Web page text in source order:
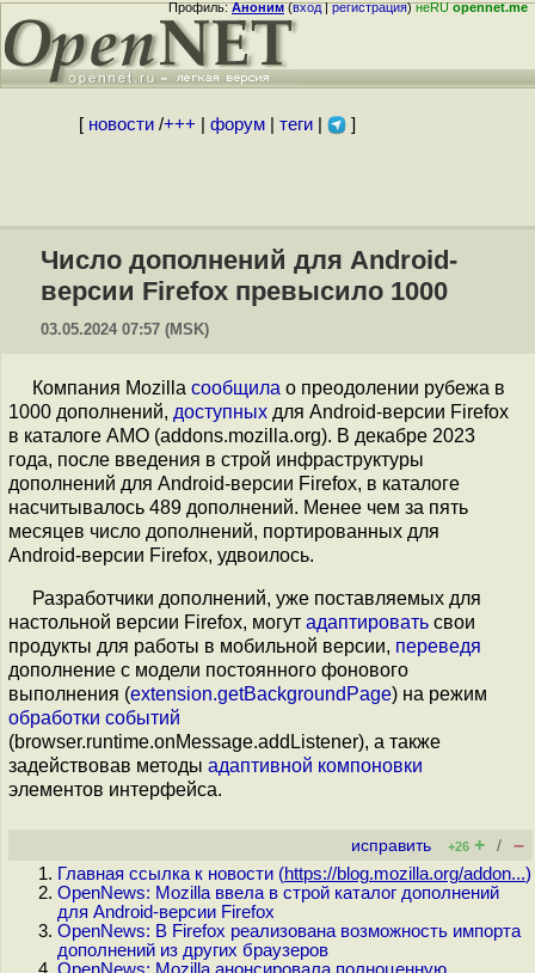
Профиль:Аноним(вход|регистрация)неRUopennet.me
[ новости/+++ форум| теги| ]
Число дополнений для Android-
версии Firefox превысило 1000
03.05.2024 07:57 (MSK)
Компания Mozilla сообщила о преодолении рубежа в
1000 дополнений, доступных для Android-версии Firefox
в каталоге AMO (addons.mozilla.org). В декабре 2023
года, после введения в строй инфраструктуры
дополнений для Android-версии Firefox, в каталоге
насчитывалось 489 дополнений. Менее чем за пять
месяцев число дополнений, портированных для
Android-версии Firefox, удвоилось.
Разработчики дополнений, уже поставляемых для
настольной версии Firefox, могут адаптировать свои
продукты для работы в мобильной версии, переведя
дополнение с модели постоянного фонового
выполнения (extension.getBackgroundPage) на режим
обработки событий
(browser.runtime.onMessage.addListener), а также
задействовав методы адаптивной компоновки
элементов интерфейса.
исправить +26 + / –
Главная ссылка к новости (https://blog.mozilla.org/addon...)
OpenNews: Mozilla ввела в строй каталог дополнений
для Android-версии Firefox
OpenNews: В Firefox реализована возможность импорта
дополнений из других браузеров